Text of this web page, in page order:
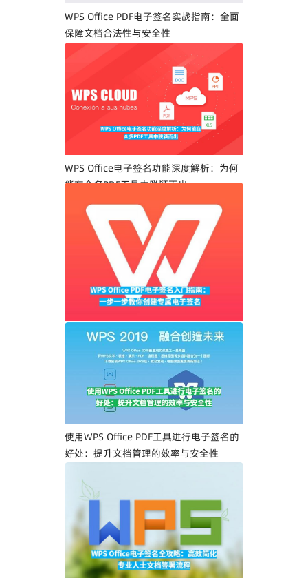
WPS Office PDF电子签名实战指南：全面
保障文档合法性与安全性
WPS Office电子签名功能深度解析：为何
能在众多PDF工具中脱颖而出
WPS Office PDF电子签名入门指南：一步
一步教你创建专属电子签名
使用WPS Office PDF工具进行电子签名的
好处：提升文档管理的效率与安全性